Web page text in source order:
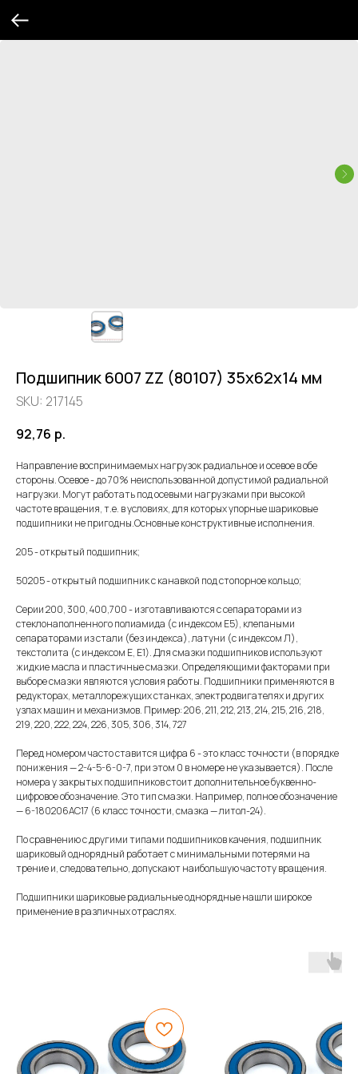
Подшипник 6007 ZZ (80107) 35х62х14 мм
SKU: 217145
92,76 р.
Направление воспринимаемых нагрузок радиальное и осевое в обе
стороны. Осевое - до 70% неиспользованной допустимой радиальной
нагрузки. Могут работать под осевыми нагрузками при высокой
частоте вращения, т.е. в условиях, для которых упорные шариковые
подшипники не пригодны.Основные конструктивные исполнения.
205 - открытый подшипник;
50205 - открытый подшипник с канавкой под стопорное кольцо;
Серии 200, 300, 400,700 - изготавливаются с сепараторами из
стеклонаполненного полиамида (с индексом Е5), клепаными
сепараторами из стали (без индекса), латуни (с индексом Л),
текстолита (с индексом Е, Е1). Для смазки подшипников используют
жидкие масла и пластичные смазки. Определяющими факторами при
выборе смазки являются условия работы. Подшипники применяются в
редукторах, металлорежущих станках, электродвигателях и других
узлах машин и механизмов. Пример: 206, 211, 212, 213, 214, 215, 216, 218,
219, 220, 222, 224, 226, 305, 306, 314, 727
Перед номером часто ставится цифра 6 - это класс точности (в порядке
понижения — 2-4-5-6-0-7, при этом 0 в номере не указывается). После
номера у закрытых подшипников стоит дополнительное буквенно-
цифровое обозначение. Это тип смазки. Например, полное обозначение
— 6-180206АС17 (6 класс точности, смазка — литол-24).
По сравнению с другими типами подшипников качения, подшипник
шариковый однорядный работает с минимальными потерями на
трение и, следовательно, допускают наибольшую частоту вращения.
Подшипники шариковые радиальные однорядные нашли широкое
применение в различных отраслях.